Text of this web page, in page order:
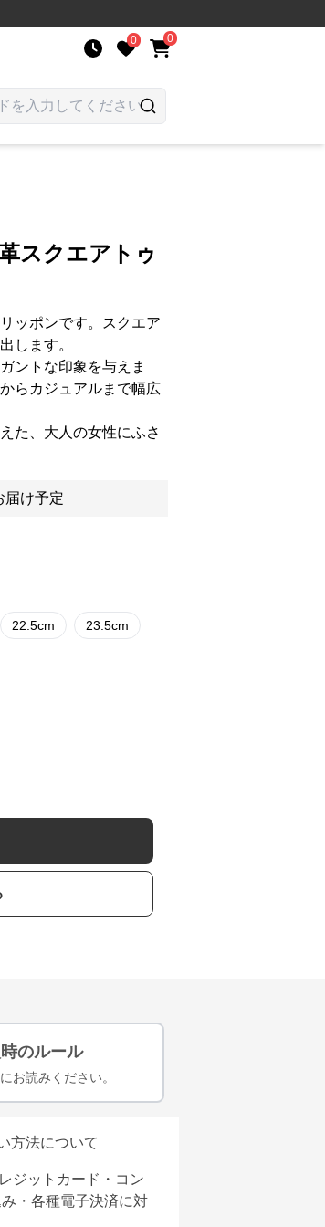
0 0
スクエアトゥ
ッポンです。スクエア
します。
ントな印象を与えま
らカジュアルまで幅広
た、大人の女性にふさ
届け予定
22.5cm 23.5cm
のルール
お読みください。
方法について
ジットカード・コン
・各種電子決済に対